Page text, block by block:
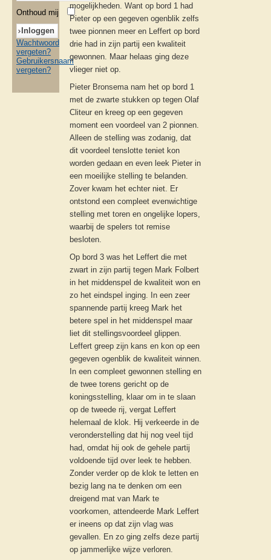
Onthoud mij
Wachtwoord
vergeten?
Gebruikersnaam
vergeten?
mogelijkheden. Want op bord 1 had
Pieter op een gegeven ogenblik zelfs
twee pionnen meer en Leffert op bord
drie had in zijn partij een kwaliteit
gewonnen. Maar helaas ging deze
vlieger niet op.
Pieter Bronsema nam het op bord 1
met de zwarte stukken op tegen Olaf
Cliteur en kreeg op een gegeven
moment een voordeel van 2 pionnen.
Alleen de stelling was zodanig, dat
dit voordeel tenslotte teniet kon
worden gedaan en even leek Pieter in
een moeilijke stelling te belanden.
Zover kwam het echter niet. Er
ontstond een compleet evenwichtige
stelling met toren en ongelijke lopers,
waarbij de spelers tot remise
besloten.
Op bord 3 was het Leffert die met
zwart in zijn partij tegen Mark Folbert
in het middenspel de kwaliteit won en
zo het eindspel inging. In een zeer
spannende partij kreeg Mark het
betere spel in het middenspel maar
liet dit stellingsvoordeel glippen.
Leffert greep zijn kans en kon op een
gegeven ogenblik de kwaliteit winnen.
In een compleet gewonnen stelling en
de twee torens gericht op de
koningsstelling, klaar om in te slaan
op de tweede rij, vergat Leffert
helemaal de klok. Hij verkeerde in de
veronderstelling dat hij nog veel tijd
had, omdat hij ook de gehele partij
voldoende tijd over leek te hebben.
Zonder verder op de klok te letten en
bezig lang na te denken om een
dreigend mat van Mark te
voorkomen, attendeerde Mark Leffert
er ineens op dat zijn vlag was
gevallen. En zo ging zelfs deze partij
op jammerlijke wijze verloren.